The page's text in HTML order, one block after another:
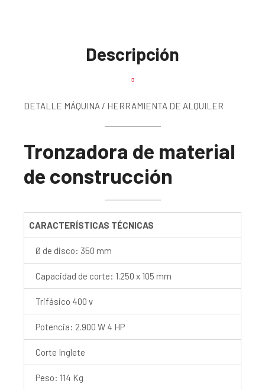
Descripción
DETALLE MÁQUINA / HERRAMIENTA DE ALQUILER
Tronzadora de material
de construcción
CARACTERÍSTICAS TÉCNICAS
Ø de disco: 350 mm
Capacidad de corte: 1.250 x 105 mm
Trifásico 400 v
Potencia: 2.900 W 4 HP
Corte Inglete
Peso: 114 Kg